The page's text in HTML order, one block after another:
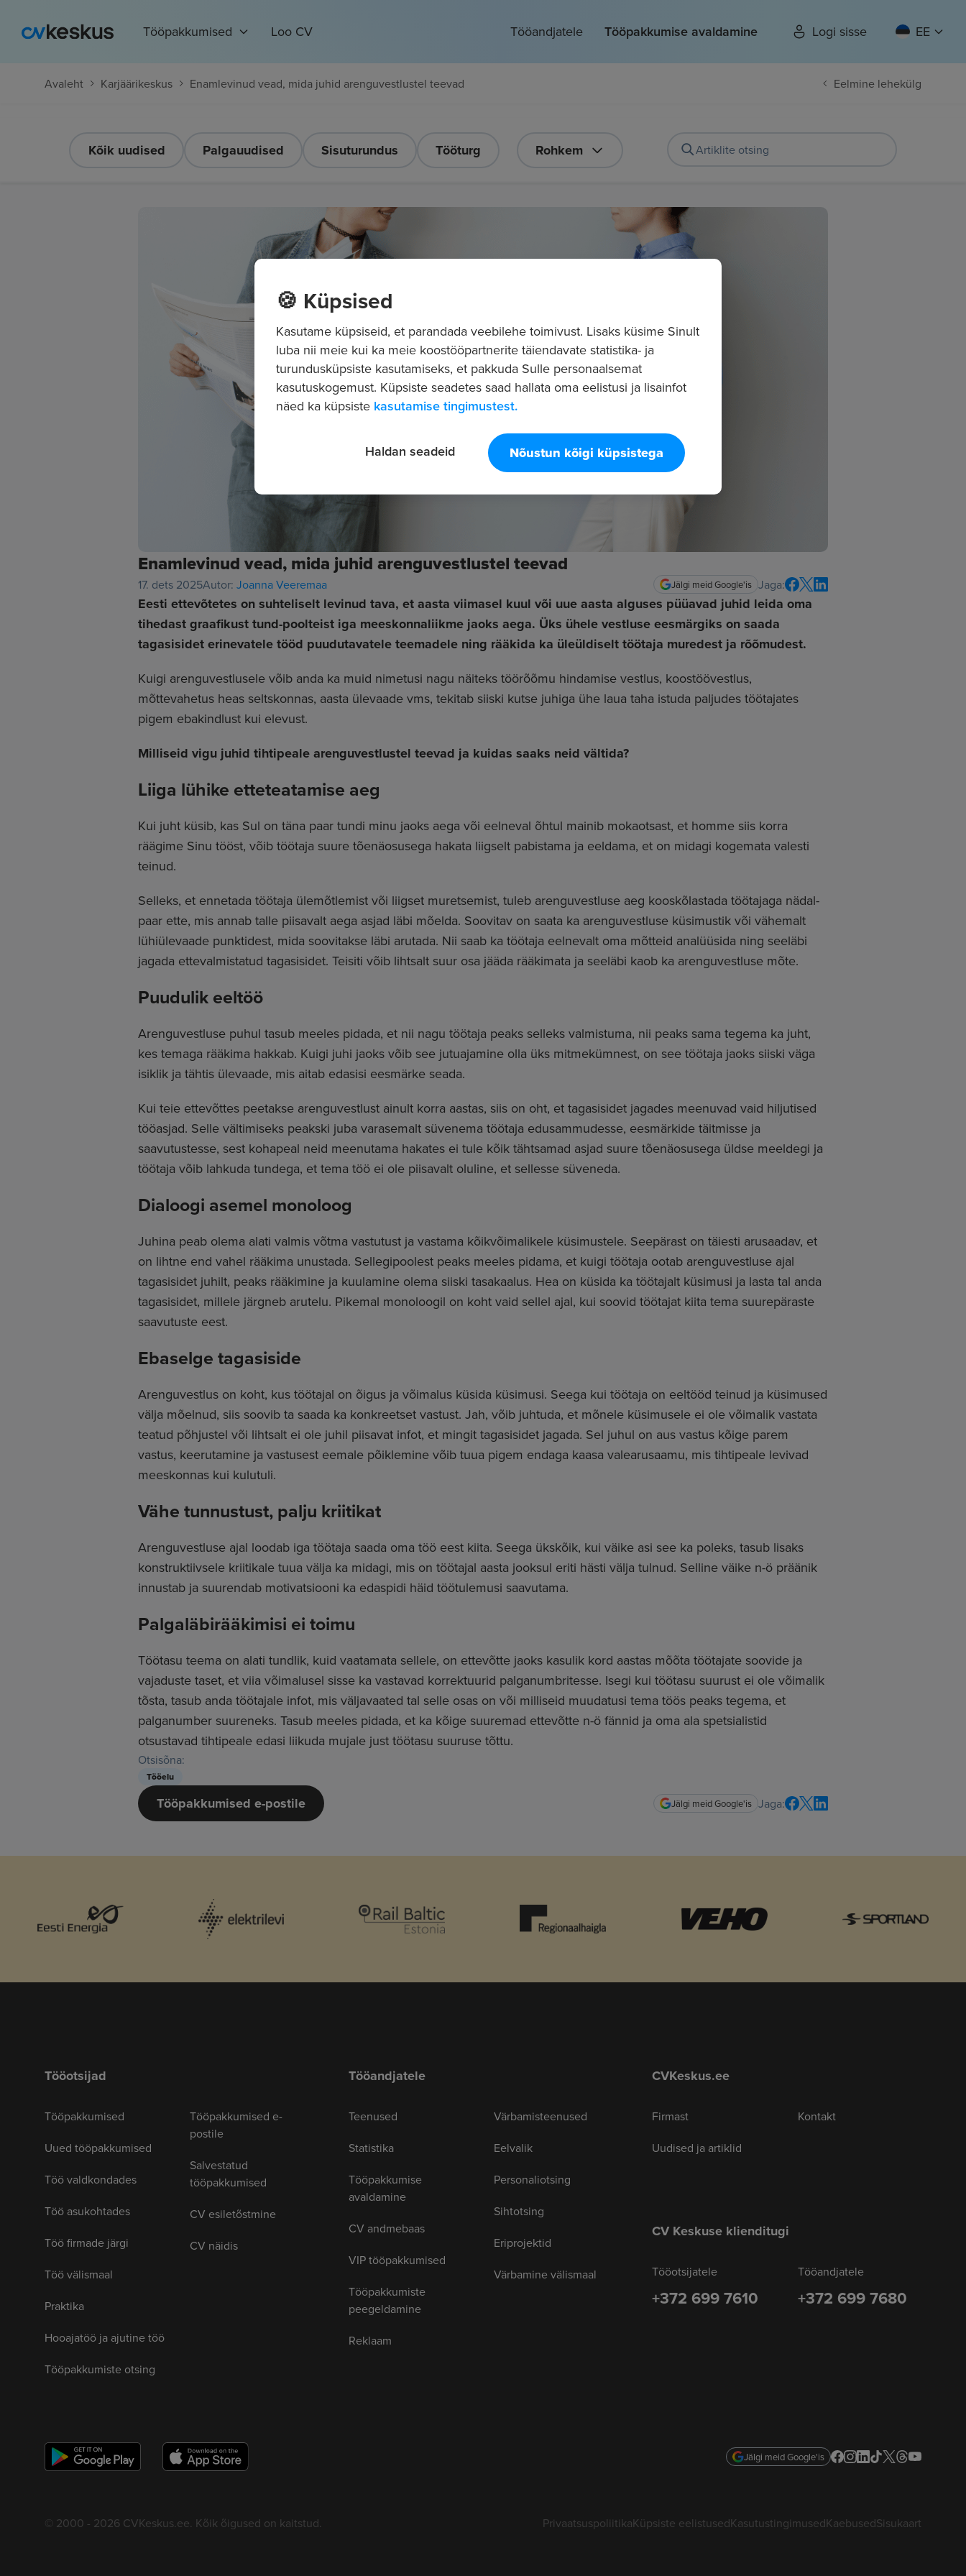
Tööpakkumised Loo CV Tööandjatele Tööpakkumise avaldamine Logi sisse EE
Avaleht Karjäärikeskus Enamlevinud vead, mida juhid arenguvestlustel teevad Eelmine lehekülg
Kõik uudised Palgauudised Sisuturundus Tööturg Rohkem
Enamlevinud vead, mida juhid arenguvestlustel teevad
17. dets 2025Autor: Joanna Veeremaa Jälgi meid Google'is Jaga:
Eesti ettevõtetes on suhteliselt levinud tava, et aasta viimasel kuul või uue aasta alguses püüavad juhid leida oma
tihedast graafikust tund-poolteist iga meeskonnaliikme jaoks aega. Üks ühele vestluse eesmärgiks on saada
tagasisidet erinevatele tööd puudutavatele teemadele ning rääkida ka üleüldiselt töötaja muredest ja rõõmudest.
Kuigi arenguvestlusele võib anda ka muid nimetusi nagu näiteks töörõõmu hindamise vestlus, koostöövestlus,
mõttevahetus heas seltskonnas, aasta ülevaade vms, tekitab siiski kutse juhiga ühe laua taha istuda paljudes töötajates
pigem ebakindlust kui elevust.
Milliseid vigu juhid tihtipeale arenguvestlustel teevad ja kuidas saaks neid vältida?
Liiga lühike etteteatamise aeg
Kui juht küsib, kas Sul on täna paar tundi minu jaoks aega või eelneval õhtul mainib mokaotsast, et homme siis korra
räägime Sinu tööst, võib töötaja suure tõenäosusega hakata liigselt pabistama ja eeldama, et on midagi kogemata valesti
teinud.
Selleks, et ennetada töötaja ülemõtlemist või liigset muretsemist, tuleb arenguvestluse aeg kooskõlastada töötajaga nädal-
paar ette, mis annab talle piisavalt aega asjad läbi mõelda. Soovitav on saata ka arenguvestluse küsimustik või vähemalt
lühiülevaade punktidest, mida soovitakse läbi arutada. Nii saab ka töötaja eelnevalt oma mõtteid analüüsida ning seeläbi
jagada ettevalmistatud tagasisidet. Teisiti võib lihtsalt suur osa jääda rääkimata ja seeläbi kaob ka arenguvestluse mõte.
Puudulik eeltöö
Arenguvestluse puhul tasub meeles pidada, et nii nagu töötaja peaks selleks valmistuma, nii peaks sama tegema ka juht,
kes temaga rääkima hakkab. Kuigi juhi jaoks võib see jutuajamine olla üks mitmekümnest, on see töötaja jaoks siiski väga
isiklik ja tähtis ülevaade, mis aitab edasisi eesmärke seada.
Kui teie ettevõttes peetakse arenguvestlust ainult korra aastas, siis on oht, et tagasisidet jagades meenuvad vaid hiljutised
tööasjad. Selle vältimiseks peakski juba varasemalt süvenema töötaja edusammudesse, eesmärkide täitmisse ja
saavutustesse, sest kohapeal neid meenutama hakates ei tule kõik tähtsamad asjad suure tõenäosusega üldse meeldegi ja
töötaja võib lahkuda tundega, et tema töö ei ole piisavalt oluline, et sellesse süveneda.
Dialoogi asemel monoloog
Juhina peab olema alati valmis võtma vastutust ja vastama kõikvõimalikele küsimustele. Seepärast on täiesti arusaadav, et
on lihtne end vahel rääkima unustada. Sellegipoolest peaks meeles pidama, et kuigi töötaja ootab arenguvestluse ajal
tagasisidet juhilt, peaks rääkimine ja kuulamine olema siiski tasakaalus. Hea on küsida ka töötajalt küsimusi ja lasta tal anda
tagasisidet, millele järgneb arutelu. Pikemal monoloogil on koht vaid sellel ajal, kui soovid töötajat kiita tema suurepäraste
saavutuste eest.
Ebaselge tagasiside
Arenguvestlus on koht, kus töötajal on õigus ja võimalus küsida küsimusi. Seega kui töötaja on eeltööd teinud ja küsimused
välja mõelnud, siis soovib ta saada ka konkreetset vastust. Jah, võib juhtuda, et mõnele küsimusele ei ole võimalik vastata
teatud põhjustel või lihtsalt ei ole juhil piisavat infot, et mingit tagasisidet jagada. Sel juhul on aus vastus kõige parem
vastus, keerutamine ja vastusest eemale põiklemine võib tuua pigem endaga kaasa valearusaamu, mis tihtipeale levivad
meeskonnas kui kulutuli.
Vähe tunnustust, palju kriitikat
Arenguvestluse ajal loodab iga töötaja saada oma töö eest kiita. Seega ükskõik, kui väike asi see ka poleks, tasub lisaks
konstruktiivsele kriitikale tuua välja ka midagi, mis on töötajal aasta jooksul eriti hästi välja tulnud. Selline väike n-ö präänik
innustab ja suurendab motivatsiooni ka edaspidi häid töötulemusi saavutama.
Palgaläbirääkimisi ei toimu
Töötasu teema on alati tundlik, kuid vaatamata sellele, on ettevõtte jaoks kasulik kord aastas mõõta töötajate soovide ja
vajaduste taset, et viia võimalusel sisse ka vastavad korrektuurid palganumbritesse. Isegi kui töötasu suurust ei ole võimalik
tõsta, tasub anda töötajale infot, mis väljavaated tal selle osas on või milliseid muudatusi tema töös peaks tegema, et
palganumber suureneks. Tasub meeles pidada, et ka kõige suuremad ettevõtte n-ö fännid ja oma ala spetsialistid
otsustavad tihtipeale edasi liikuda mujale just töötasu suuruse tõttu.
Otsisõna:
Tööelu
Tööpakkumised e-postile Jälgi meid Google'is Jaga:
Tööotsijad
Tööpakkumised
Uued tööpakkumised
Töö valdkondades
Töö asukohtades
Töö firmade järgi
Töö välismaal
Praktika
Hooajatöö ja ajutine töö
Tööpakkumiste otsing
Tööpakkumised e-
postile
Salvestatud
tööpakkumised
CV esiletõstmine
CV näidis
Tööandjatele
Teenused
Statistika
Tööpakkumise
avaldamine
CV andmebaas
VIP tööpakkumised
Tööpakkumiste
peegeldamine
Reklaam
Värbamisteenused
Eelvalik
Personaliotsing
Sihtotsing
Eriprojektid
Värbamine välismaal
CVKeskus.ee
Firmast
Uudised ja artiklid
Kontakt
CV Keskuse klienditugi
Tööotsijatele
+372 699 7610
Tööandjatele
+372 699 7680
Jälgi meid Google'is
© 2000 - 2026 CVKeskus.ee. Kõik õigused on kaitstud. PrivaatsuspoliitikaKüpsiste eelistusedKasutustingimusedKaebusedSisukaart
🍪 Küpsised
Kasutame küpsiseid, et parandada veebilehe toimivust. Lisaks küsime Sinult
luba nii meie kui ka meie koostööpartnerite täiendavate statistika- ja
turundusküpsiste kasutamiseks, et pakkuda Sulle personaalsemat
kasutuskogemust. Küpsiste seadetes saad hallata oma eelistusi ja lisainfot
näed ka küpsiste kasutamise tingimustest.
Nõustun kõigi küpsistega
Haldan seadeid